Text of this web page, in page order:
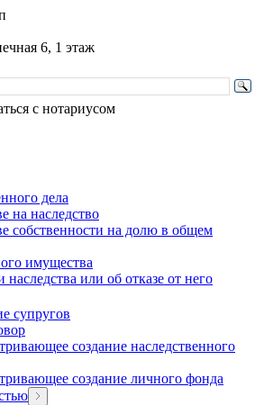
6, 1 этаж
с нотариусом
дела
на наследство
собственности на долю в общем
имущества
или об отказе от него
супругов
создание наследственного
создание личного фонда